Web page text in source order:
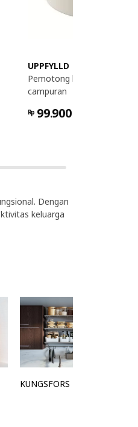
UPPFYLLD
Pemotong buah, set isi 4,
campuran
Rp 99.900
Dengan
keluarga
KUNGSFORS